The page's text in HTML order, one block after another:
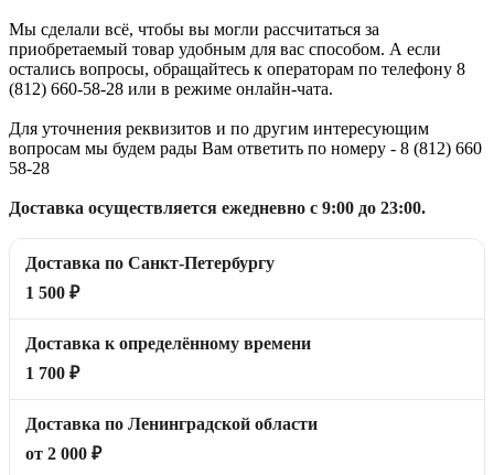
Мы сделали всё, чтобы вы могли рассчитаться за
приобретаемый товар удобным для вас способом. А если
остались вопросы, обращайтесь к операторам по телефону 8
(812) 660-58-28 или в режиме онлайн-чата.
Для уточнения реквизитов и по другим интересующим
вопросам мы будем рады Вам ответить по номеру - 8 (812) 660
58-28
Доставка осуществляется ежедневно с 9:00 до 23:00.
Доставка по Санкт-Петербургу
1 500 ₽
Доставка к определённому времени
1 700 ₽
Доставка по Ленинградской области
от 2 000 ₽